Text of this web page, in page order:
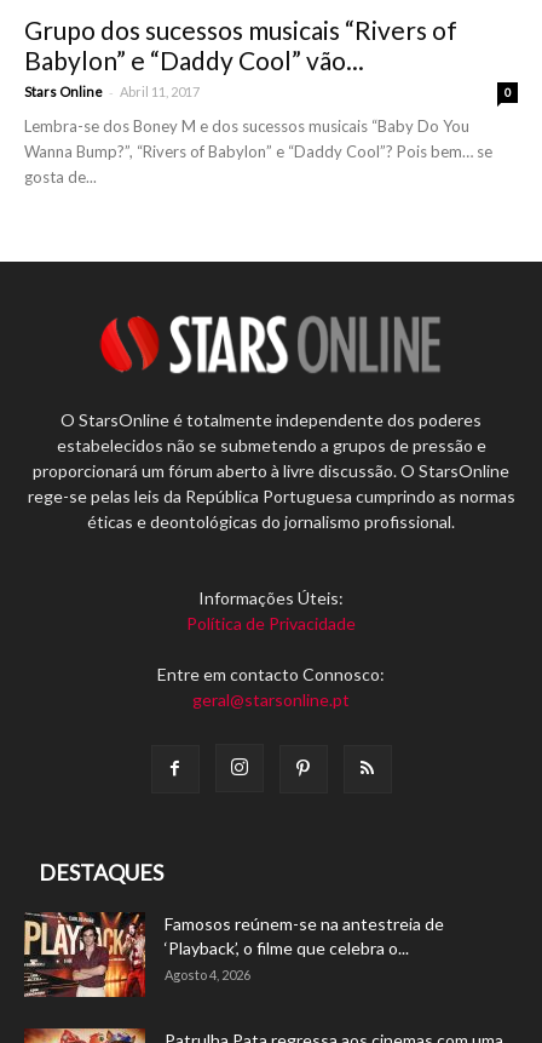
Grupo dos sucessos musicais “Rivers of
Babylon” e “Daddy Cool” vão...
Stars Online - Abril 11, 2017 0
Lembra-se dos Boney M e dos sucessos musicais “Baby Do You
Wanna Bump?”, “Rivers of Babylon” e “Daddy Cool”? Pois bem… se
gosta de...
O StarsOnline é totalmente independente dos poderes
estabelecidos não se submetendo a grupos de pressão e
proporcionará um fórum aberto à livre discussão. O StarsOnline
rege-se pelas leis da República Portuguesa cumprindo as normas
éticas e deontológicas do jornalismo profissional.
Informações Úteis:
Política de Privacidade
Entre em contacto Connosco:
geral@starsonline.pt
DESTAQUES
Famosos reúnem-se na antestreia de
‘Playback’, o filme que celebra o...
Agosto 4, 2026